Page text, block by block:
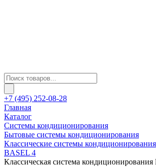
+7 (495) 252-08-28
Главная
Каталог
Системы кондиционирования
Бытовые системы кондиционирования
Классические системы кондиционирования
BASEL 4
Классическая система